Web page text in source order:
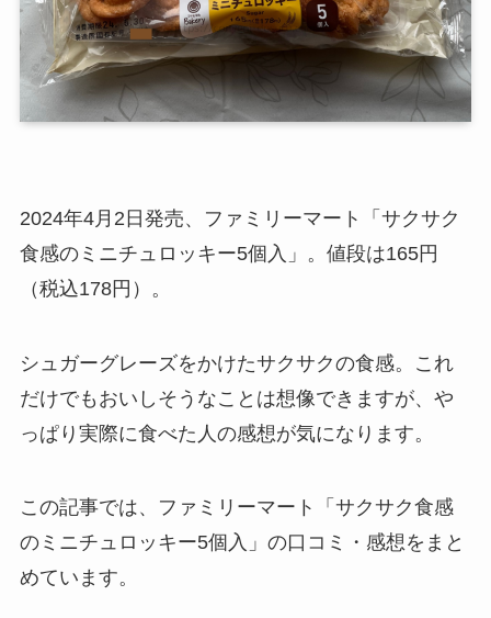
2024年4月2日発売、ファミリーマート「サクサク
食感のミニチュロッキー5個入」。値段は165円
（税込178円）。
シュガーグレーズをかけたサクサクの食感。これ
だけでもおいしそうなことは想像できますが、や
っぱり実際に食べた人の感想が気になります。
この記事では、ファミリーマート「サクサク食感
のミニチュロッキー5個入」の口コミ・感想をまと
めています。